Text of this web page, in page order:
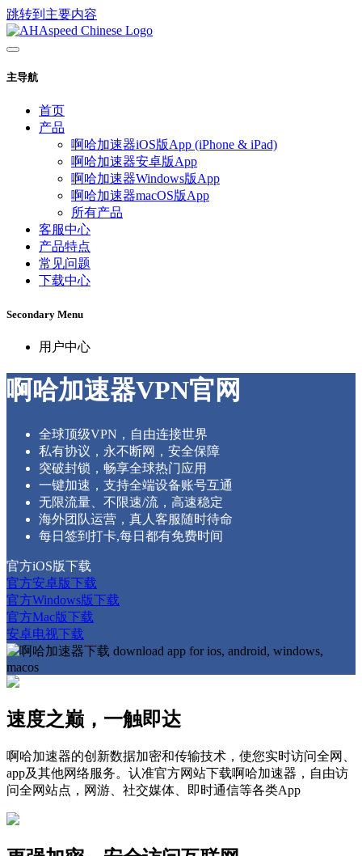
跳转到主要内容
主导航
首页
产品
啊哈加速器iOS版App (iPhone & iPad)
啊哈加速器安卓版App
啊哈加速器Windows版App
啊哈加速器macOS版App
所有产品
客服中心
产品特点
常见问题
下载中心
Secondary Menu
用户中心
啊哈加速器VPN官网
全球顶级VPN，自由连接世界
私有协议，永不断网，安全保障
突破封锁，畅享全球热门应用
一键加速，支持全端设备账号互通
无限流量、不限速/流，高速稳定
海外团队运营，真人客服随时待命
每日签到打卡,每日都有免费时间
官方iOS版下载
官方安卓版下载
官方Windows版下载
官方Mac版下载
安卓电视下载
速度之巅，一触即达
啊哈加速器的创新数据加密和传输技术，使您实时访问全网、
app及其他网络服务。认准官方网站下载啊哈加速器，自由访
问全网站点，网游、社交媒体、即时通信等各类App